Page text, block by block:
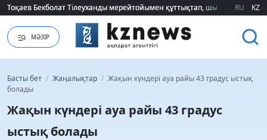
Тоқаев Бекболат Тілеуханды мерейтойымен құттықтап, шығармашылық
Тоқаев Бекболат Тілеуханды мерейтойымен құттықтап, шығармашылық
RU KZ
МӘЗІР
Басты бет / Жаңалықтар / Жақын күндері ауа райы 43 градус ыстық
болады
Жақын күндері ауа райы 43 градус
ыстық болады